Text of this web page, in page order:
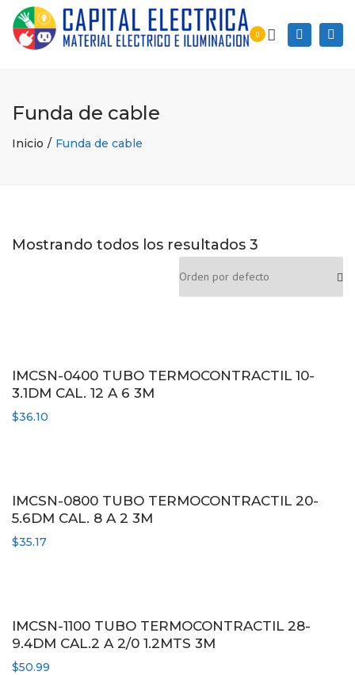
0 Search
Funda de cable
Inicio Funda de cable
Mostrando todos los resultados 3
IMCSN-0400 TUBO TERMOCONTRACTIL 10-
3.1DM CAL. 12 A 6 3M
$36.10
IMCSN-0800 TUBO TERMOCONTRACTIL 20-
5.6DM CAL. 8 A 2 3M
$35.17
IMCSN-1100 TUBO TERMOCONTRACTIL 28-
9.4DM CAL.2 A 2/0 1.2MTS 3M
$50.99